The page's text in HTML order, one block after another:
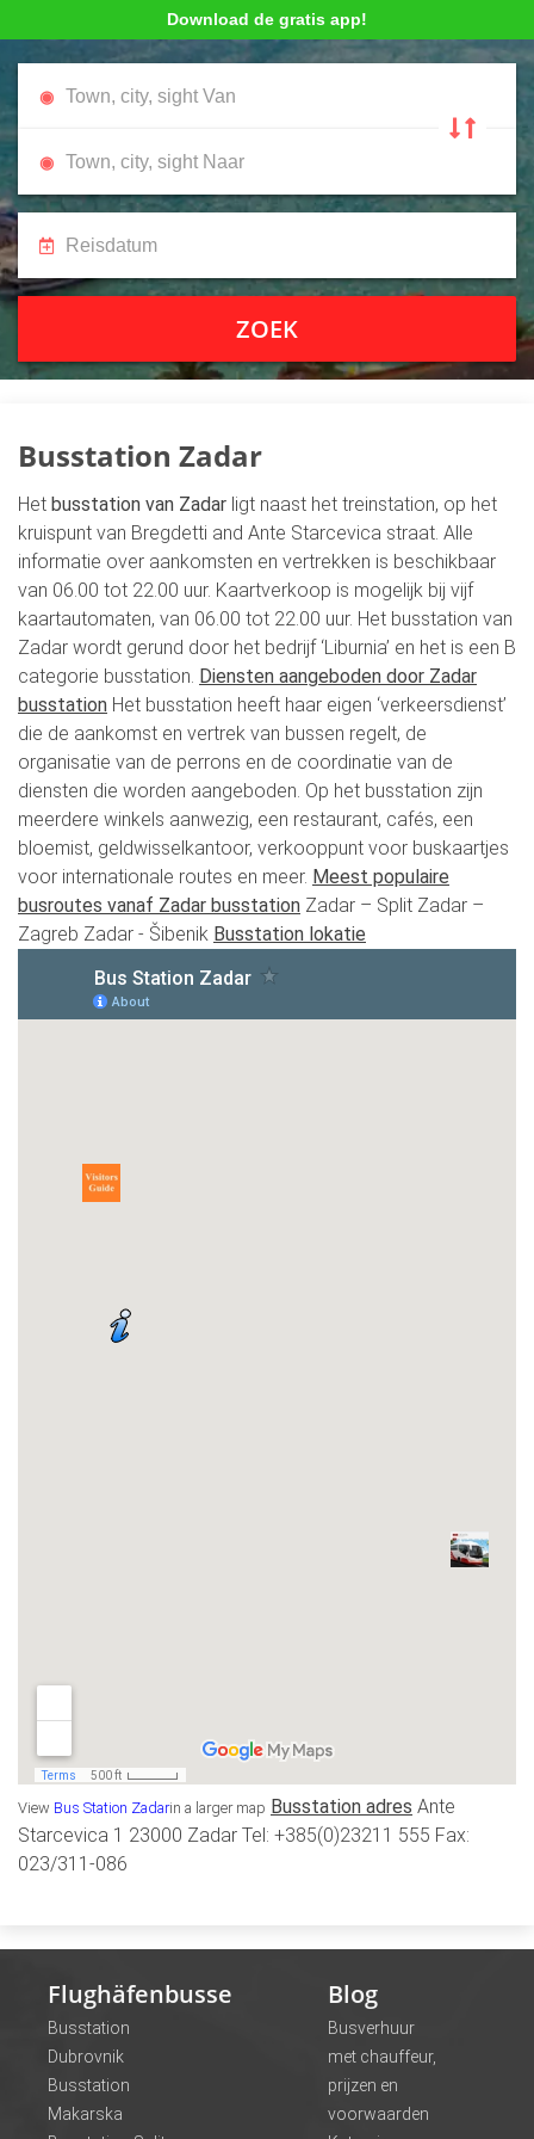
Download de gratis app!
ZOEK
Busstation Zadar
Het busstation van Zadar ligt naast het treinstation, op het
kruispunt van Bregdetti and Ante Starcevica straat. Alle
informatie over aankomsten en vertrekken is beschikbaar
van 06.00 tot 22.00 uur. Kaartverkoop is mogelijk bij vijf
kaartautomaten, van 06.00 tot 22.00 uur. Het busstation van
Zadar wordt gerund door het bedrijf ‘Liburnia’ en het is een B
categorie busstation. Diensten aangeboden door Zadar
busstation Het busstation heeft haar eigen ‘verkeersdienst’
die de aankomst en vertrek van bussen regelt, de
organisatie van de perrons en de coordinatie van de
diensten die worden aangeboden. Op het busstation zijn
meerdere winkels aanwezig, een restaurant, cafés, een
bloemist, geldwisselkantoor, verkooppunt voor buskaartjes
voor internationale routes en meer. Meest populaire
busroutes vanaf Zadar busstation Zadar – Split Zadar –
Zagreb Zadar - Šibenik Busstation lokatie
View Bus Station Zadarin a larger map Busstation adres Ante
Starcevica 1 23000 Zadar Tel: +385(0)23211 555 Fax:
023/311-086
Flughäfenbusse
Busstation
Dubrovnik
Busstation
Makarska
Blog
Busverhuur
met chauffeur,
prijzen en
voorwaarden